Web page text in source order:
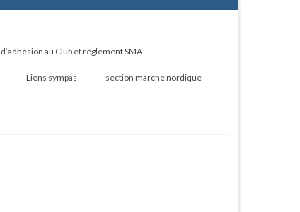
au Club et règlement SMA
Liens sympas section marche nordique